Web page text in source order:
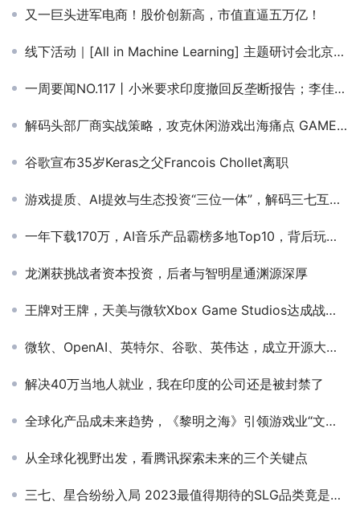
又一巨头进军电商！股价创新高，市值直逼五万亿！
线下活动｜[All in Machine Learning] 主题研讨会北京首站来袭！
一周要闻NO.117丨小米要求印度撤回反垄断报告；李佳琦公司美ONE启动出海；导演卡梅隆加入生成式AI赛道；游戏出版合规解读
解码头部厂商实战策略，攻克休闲游戏出海痛点 GAME ON！游戏产业出海峰会火热报名中
谷歌宣布35岁Keras之父Francois Chollet离职
游戏提质、AI提效与生态投资“三位一体”，解码三七互娱的AI升维实战方法论
一年下载170万，AI音乐产品霸榜多地Top10，背后玩家竟敢all in AI？
龙渊获挑战者资本投资，后者与智明星通渊源深厚
王牌对王牌，天美与微软Xbox Game Studios达成战略合作
微软、OpenAI、英特尔、谷歌、英伟达，成立开源大模型安全联盟
解决40万当地人就业，我在印度的公司还是被封禁了
全球化产品成未来趋势，《黎明之海》引领游戏业“文艺复兴”
从全球化视野出发，看腾讯探索未来的三个关键点
三七、星合纷纷入局 2023最值得期待的SLG品类竟是几个原始人？